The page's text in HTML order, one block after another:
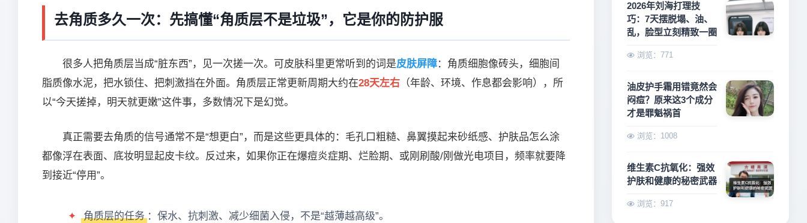
去角质多久一次：先搞懂“角质层不是垃圾”，它是你的防护服
很多人把角质层当成“脏东西”，见一次搓一次。可皮肤科里更常听到的词是皮肤屏障：角质细胞像砖头，细胞间
脂质像水泥，把水锁住、把刺激挡在外面。角质层正常更新周期大约在28天左右 （年龄、环境、作息都会影响），所
以“今天搓掉，明天就更嫩”这件事，多数情况下是幻觉。
真正需要去角质的信号通常不是“想更白”，而是这些更具体的：毛孔口粗糙、鼻翼摸起来砂纸感、护肤品怎么涂
都像浮在表面、底妆明显起皮卡纹。反过来，如果你正在爆痘炎症期、烂脸期、或刚刷酸/刚做光电项目，频率就要降
到接近“停用”。
✦ 角质层的任务 ：保水、抗刺激、减少细菌入侵，不是“越薄越高级”。
2026年刘海打理技
巧：7天摆脱塌、油、
乱，脸型立刻精致一圈
浏览：771
油皮护手霜用错竟然会
闷痘？原来这3个成分
才是罪魁祸首
浏览：1008
维生素C抗氧化：强效
护肤和健康的秘密武器
浏览：917